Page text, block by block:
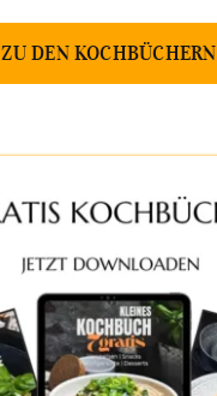
ZU DEN KOCHBÜCHERN